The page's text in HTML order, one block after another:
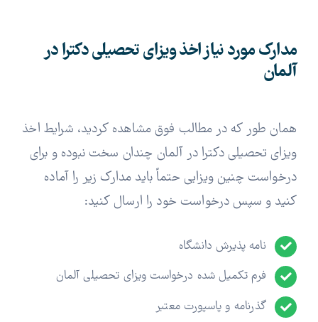
مدارک مورد نیاز اخذ ویزای تحصیلی دکترا در
آلمان
همان طور که در مطالب فوق مشاهده کردید، شرایط اخذ
ویزای تحصیلی دکترا در آلمان چندان سخت نبوده و برای
درخواست چنین ویزایی حتماً باید مدارک زیر را آماده
کنید و سپس درخواست خود را ارسال کنید:
نامه پذیرش دانشگاه
فرم تکمیل شده درخواست ویزای تحصیلی آلمان
گذرنامه و پاسپورت معتبر